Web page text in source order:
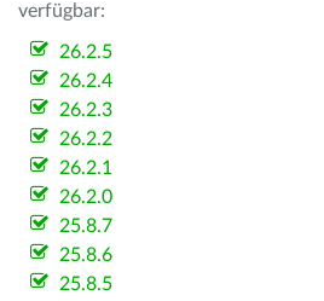
verfügbar:
26.2.5
26.2.4
26.2.3
26.2.2
26.2.1
26.2.0
25.8.7
25.8.6
25.8.5